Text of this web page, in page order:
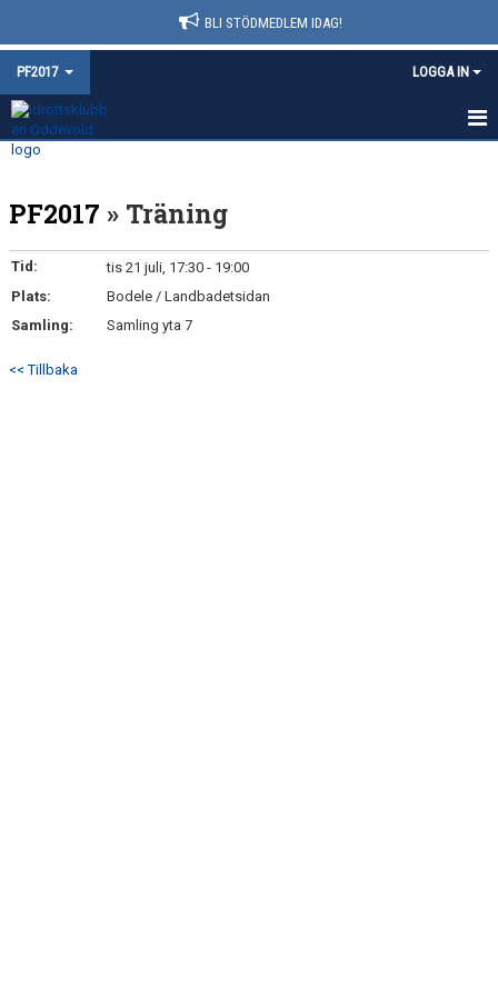
BLI STÖDMEDLEM IDAG!
PF2017 LOGGA IN
HEM
NYHETER
KALENDER
MATCHER
PF2017 » Träning
Tid:
tis 21 juli, 17:30 - 19:00
Plats:
Bodele / Landbadetsidan
Samling:
Samling yta 7
<< Tillbaka